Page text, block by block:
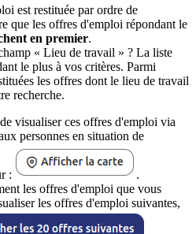
est restituée par ordre de
que les offres d'emploi répondant le
en premier.
« Lieu de travail » ? La liste
le plus à vos critères. Parmi
les offres dont le lieu de travail
recherche.
visualiser ces offres d'emploi via
personnes en situation de
:
.
les offres d'emploi que vous
les offres d'emploi suivantes,